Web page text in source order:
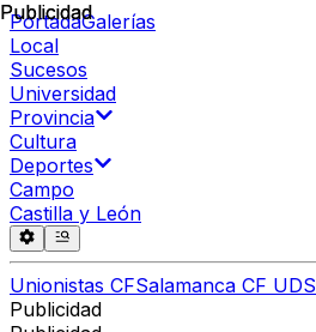
PortadaGalerías
Local
Sucesos
Universidad
Provincia
Cultura
Deportes
Campo
Castilla y León
Unionistas CFSalamanca CF UDS
Publicidad
Publicidad
Publicidad